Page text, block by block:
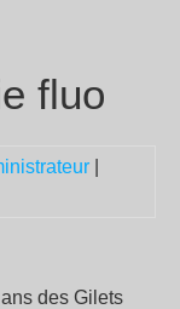
fluo
des Gilets